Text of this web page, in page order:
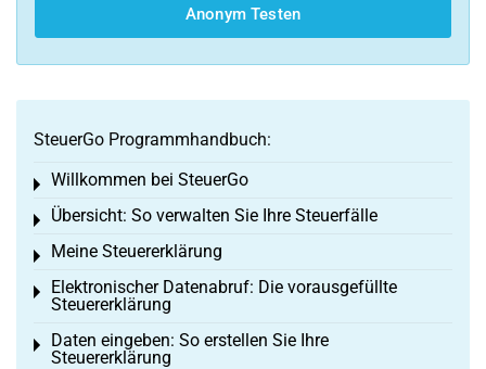
Anonym Testen
SteuerGo Programmhandbuch:
Willkommen bei SteuerGo
Toggle menu
Übersicht: So verwalten Sie Ihre Steuerfälle
Toggle menu
Meine Steuererklärung
Toggle menu
Elektronischer Datenabruf: Die vorausgefüllte
Steuererklärung
Toggle menu
Daten eingeben: So erstellen Sie Ihre
Steuererklärung
Toggle menu